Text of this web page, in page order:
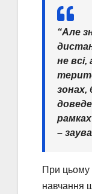
“Але
не
зонах,
–
При цьому
навчання